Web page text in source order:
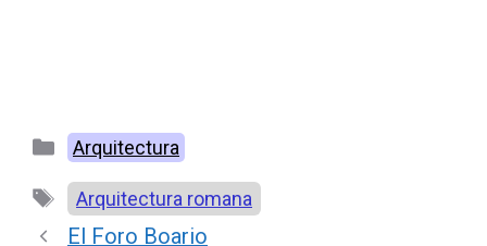
Categorías
Arquitectura
Etiquetas
Arquitectura romana
El Foro Boario